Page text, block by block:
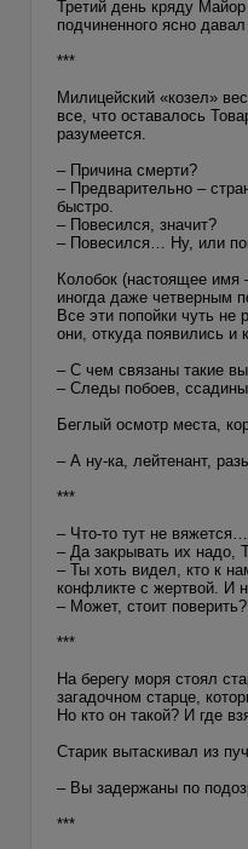
Третий день кряду
подчиненного ясно
***
Милицейский «козел»
все, что оставалось
разумеется.
– Причина смерти?
– Предварительно –
быстро.
– Повесился, значит?
– Повесился… Ну, или
Колобок (настоящее
иногда даже четверным
Все эти попойки чуть не
они, откуда появились и
– С чем связаны такие
– Следы побоев,
Беглый осмотр места,
– А ну-ка, лейтенант,
***
– Что-то тут не вяжется…
– Да закрывать их
– Ты хоть видел, кто к
конфликте с жертвой. И
– Может, стоит
***
На берегу моря стоял
загадочном старце,
Но кто он такой? И где
Старик вытаскивал из
– Вы задержаны по
***